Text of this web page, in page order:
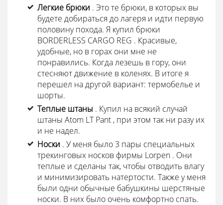
Легкие брюки . Это те брюки, в которых вы
будете добираться до лагеря и идти первую
половину похода. Я купил брюки
BORDERLESS CARGO REG . Красивые,
удобные, но в горах они мне не
понравились. Когда лезешь в гору, они
стесняют движение в коленях. В итоге я
перешел на другой вариант: термобелье и
шорты.
Теплые штаны . Купил на всякий случай
штаны Atom LT Pant , при этом так ни разу их
и не надел.
Носки . У меня было 3 пары специальных
трекинговых носков фирмы Lorpen . Они
теплые и сделаны так, чтобы отводить влагу
и минимизировать натертости. Также у меня
были одни обычные бабушкины шерстяные
носки. В них было очень комфортно спать.